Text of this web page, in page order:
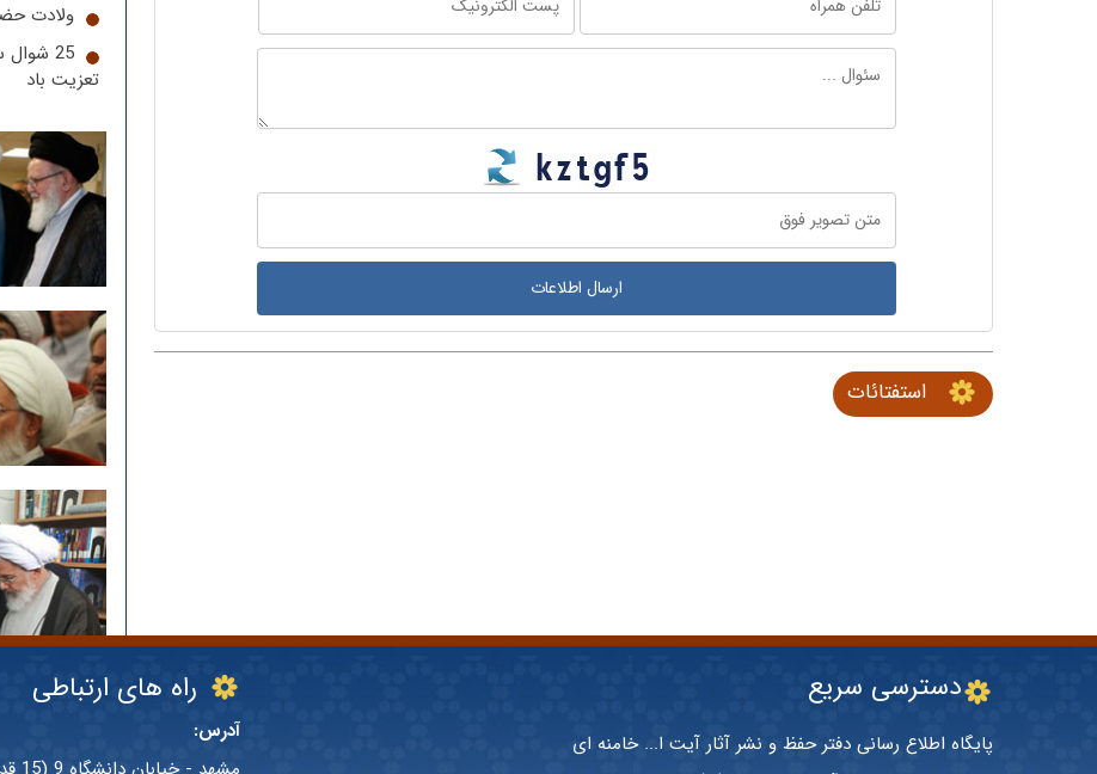
استفتائات
ولادت
25
تعزیت باد
دسترسی سریع
پایگاه اطلاع رسانی دفتر حفظ و نشر آثار آیت ا... خامنه ای
راه های ارتباطی
آدرس: